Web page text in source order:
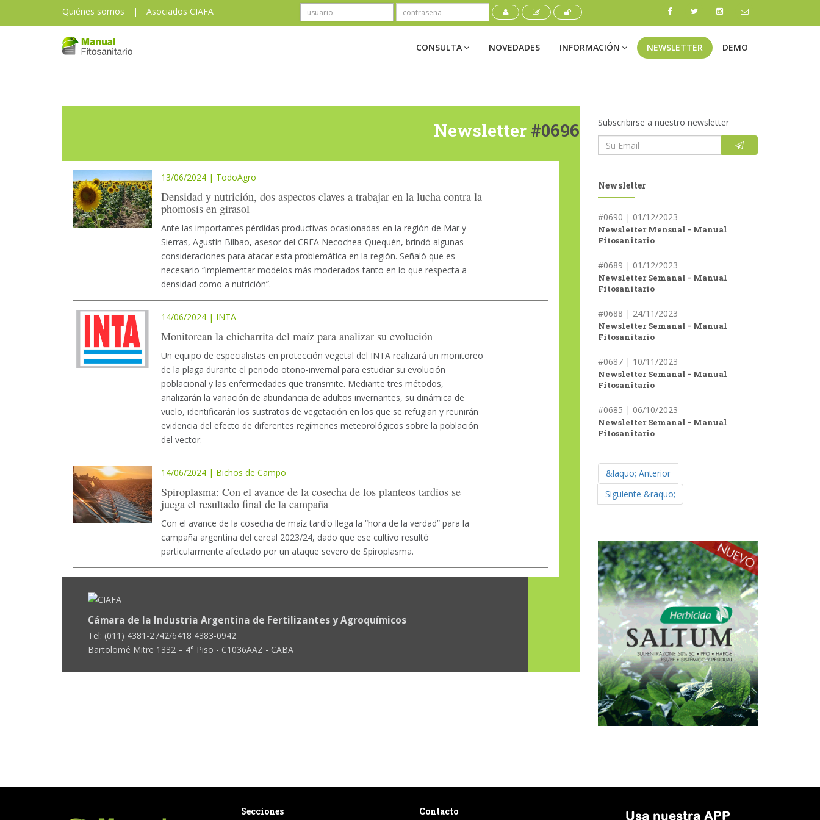
Quiénes somos | Asociados CIAFA
CONSULTA NOVEDADES INFORMACIÓN NEWSLETTER DEMO
Newsletter #0696
13/06/2024 | TodoAgro
Densidad y nutrición, dos aspectos claves a trabajar en la lucha contra la
phomosis en girasol
Ante las importantes pérdidas productivas ocasionadas en la región de Mar y
Sierras, Agustín Bilbao, asesor del CREA Necochea-Quequén, brindó algunas
consideraciones para atacar esta problemática en la región. Señaló que es
necesario “implementar modelos más moderados tanto en lo que respecta a
densidad como a nutrición”.
14/06/2024 | INTA
Monitorean la chicharrita del maíz para analizar su evolución
Un equipo de especialistas en protección vegetal del INTA realizará un monitoreo
de la plaga durante el periodo otoño-invernal para estudiar su evolución
poblacional y las enfermedades que transmite. Mediante tres métodos,
analizarán la variación de abundancia de adultos invernantes, su dinámica de
vuelo, identificarán los sustratos de vegetación en los que se refugian y reunirán
evidencia del efecto de diferentes regímenes meteorológicos sobre la población
del vector.
14/06/2024 | Bichos de Campo
Spiroplasma: Con el avance de la cosecha de los planteos tardíos se
juega el resultado final de la campaña
Con el avance de la cosecha de maíz tardío llega la “hora de la verdad” para la
campaña argentina del cereal 2023/24, dado que ese cultivo resultó
particularmente afectado por un ataque severo de Spiroplasma.
Cámara de la Industria Argentina de Fertilizantes y Agroquímicos
Tel: (011) 4381-2742/6418 4383-0942
Bartolomé Mitre 1332 – 4° Piso - C1036AAZ - CABA
Subscribirse a nuestro newsletter
Newsletter
#0690 | 01/12/2023
Newsletter Mensual - Manual
Fitosanitario
#0689 | 01/12/2023
Newsletter Semanal - Manual
Fitosanitario
#0688 | 24/11/2023
Newsletter Semanal - Manual
Fitosanitario
#0687 | 10/11/2023
Newsletter Semanal - Manual
Fitosanitario
#0685 | 06/10/2023
Newsletter Semanal - Manual
Fitosanitario
&laquo; Anterior
Siguiente &raquo;
Secciones Contacto